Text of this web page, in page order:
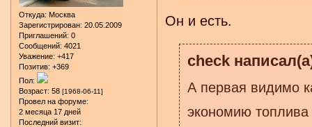
Откуда: Москва
Зарегистрирован: 20.05.2009
Приглашений: 0
Сообщений: 4021
Уважение: +417
Позитив: +369
Пол:
Возраст: 58 [1968-06-11]
Провел на форуме:
2 месяца 17 дней
Последний визит:
Он и есть.
check
А первая видимо
экономию топлива